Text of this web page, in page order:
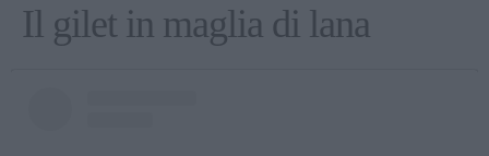
Il gilet in maglia di lana